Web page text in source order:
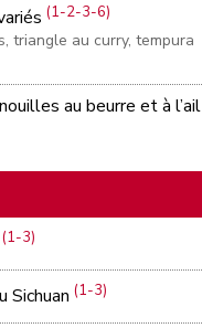
(1-2-3-6)
triangle au curry, tempura
au beurre et à l’ail
(1-3)
Sichuan(1-3)